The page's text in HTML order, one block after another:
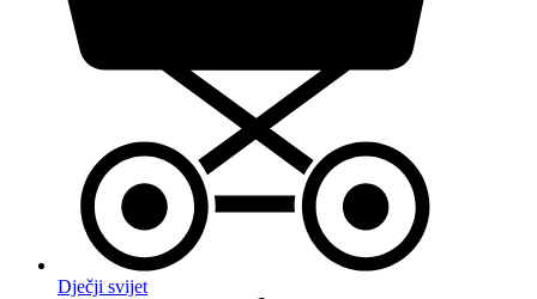
Dječji svijet